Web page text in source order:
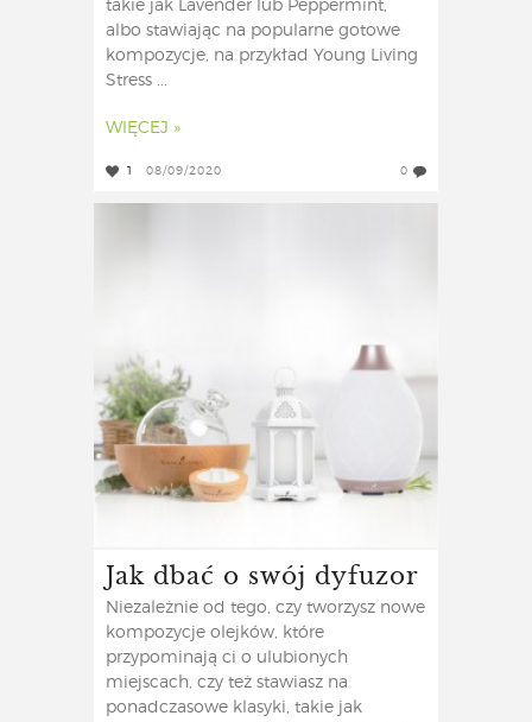
takie jak Lavender lub Peppermint,
albo stawiając na popularne gotowe
kompozycje, na przykład Young Living
Stress ...
WIĘCEJ »
1 08/09/2020 0
Jak dbać o swój dyfuzor
Niezależnie od tego, czy tworzysz nowe
kompozycje olejków, które
przypominają ci o ulubionych
miejscach, czy też stawiasz na
ponadczasowe klasyki, takie jak